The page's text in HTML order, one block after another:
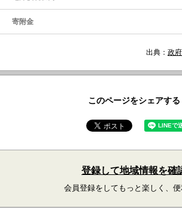
寄附金
出典： 政
このページをシェアする
登録して地域情報を確
会員登録をしてもっと楽しく、便